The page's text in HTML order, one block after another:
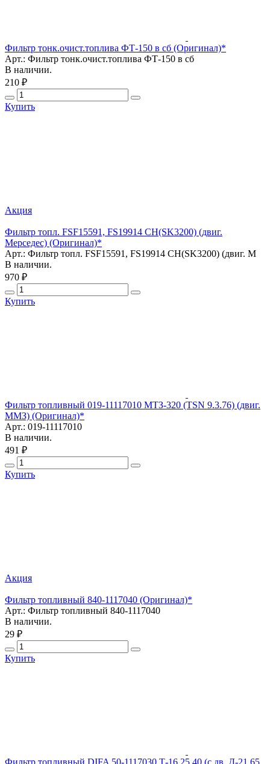
Фильтр тонк.очист.топлива ФТ-150 в сб (Оригинал)*
Арт.: Фильтр тонк.очист.топлива ФТ-150 в сб
В наличии.
210 ₽
Купить
Акция
Фильтр топл. FSF15591, FS19914 CH(SK3200) (двиг.
Мерседес) (Оригинал)*
Арт.: Фильтр топл. FSF15591, FS19914 CH(SK3200) (двиг. М
В наличии.
970 ₽
Купить
Фильтр топливный 019-11117010 МТЗ-320 (TSN 9.3.76) (двиг.
ММЗ) (Оригинал)*
Арт.: 019-11117010
В наличии.
491 ₽
Купить
Акция
Фильтр топливный 840-1117040 (Оригинал)*
Арт.: Фильтр топливный 840-1117040
В наличии.
29 ₽
Купить
Фильтр топливный DIFA 50-1117030 Т-16,25,40 (c дв. Д-21,65